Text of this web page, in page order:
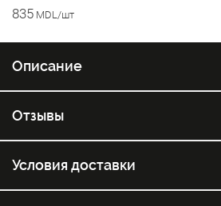
835 MDL/шт
Описание
Отзывы
Условия доставки